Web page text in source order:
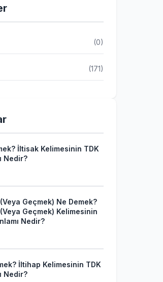
(0)
(171)
İltisak Kelimesinin TDK
Nedir?
Geçmek) Ne Demek?
Geçmek) Kelimesinin
Nedir?
İltihap Kelimesinin TDK
Nedir?